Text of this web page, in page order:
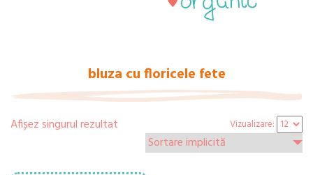
bluza cu floricele fete
Afișez singurul rezultat Vizualizare: